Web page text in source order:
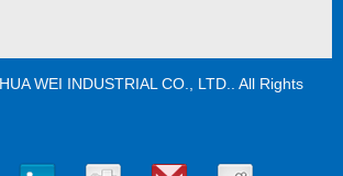
HUA WEI INDUSTRIAL CO., LTD.
. All Rights